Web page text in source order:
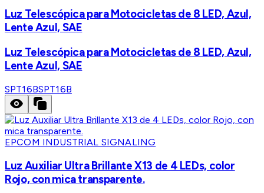
Luz Telescópica para Motocicletas de 8 LED, Azul,
Lente Azul, SAE
Luz Telescópica para Motocicletas de 8 LED, Azul,
Lente Azul, SAE
SPT16BSPT16B
EPCOM INDUSTRIAL SIGNALING
Luz Auxiliar Ultra Brillante X13 de 4 LEDs, color
Rojo, con mica transparente.